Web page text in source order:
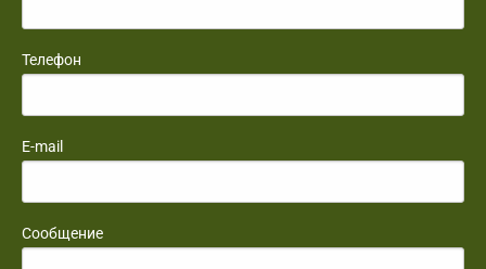
Телефон
E-mail
Сообщение